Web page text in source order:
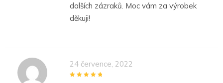
dalších zázraků. Moc vám za výrobek
děkuji!
24 července, 2022